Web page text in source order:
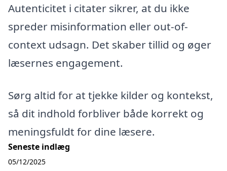
Autenticitet i citater sikrer, at du ikke
spreder misinformation eller out-of-
context udsagn. Det skaber tillid og øger
læsernes engagement.
Sørg altid for at tjekke kilder og kontekst,
så dit indhold forbliver både korrekt og
meningsfuldt for dine læsere.
Seneste indlæg
05/12/2025